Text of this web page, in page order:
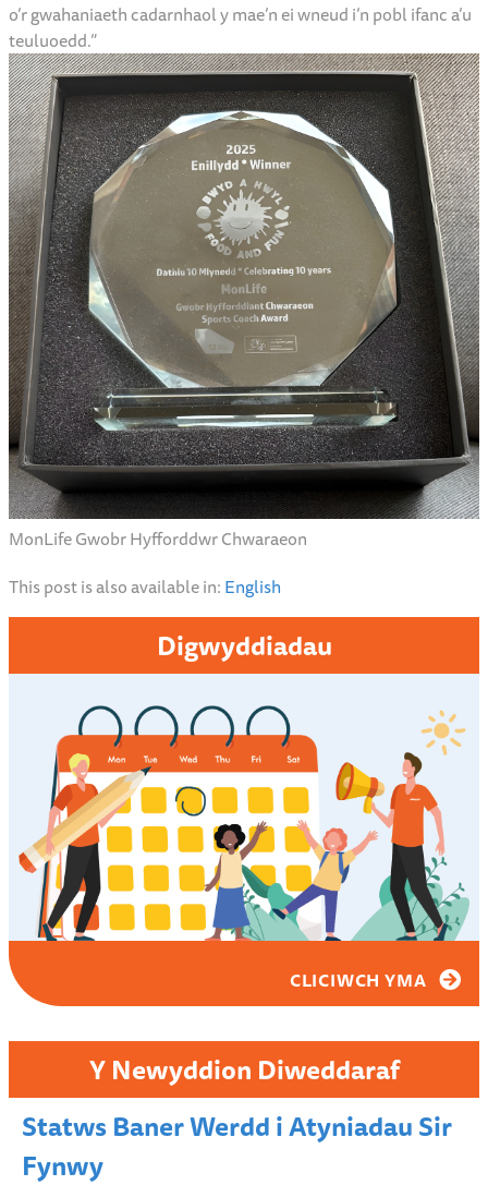
o’r gwahaniaeth cadarnhaol y mae’n ei wneud i’n pobl ifanc a’u
teuluoedd.”
MonLife Gwobr Hyfforddwr Chwaraeon
This post is also available in:English
Digwyddiadau
CLICIWCH YMA
Y Newyddion Diweddaraf
Statws Baner Werdd i Atyniadau Sir
Fynwy